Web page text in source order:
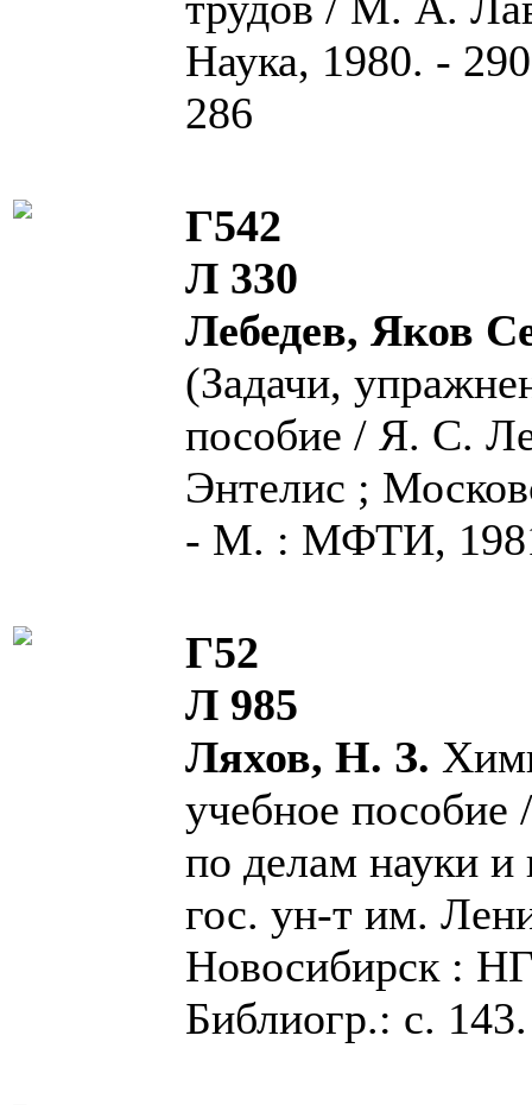
Наука, 1980. -
286
Г542
Л 330
Лебедев, Яков
(Задачи,
пособие / Я. С.
Энтелис ;
- М. : МФТИ,
Г52
Л 985
Ляхов, Н. З.
учебное
по делам науки
гос. ун-т им.
Новосибирск :
Библиогр.: с.